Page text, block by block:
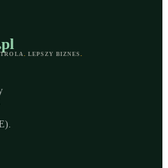
LEPSZY BIZNES